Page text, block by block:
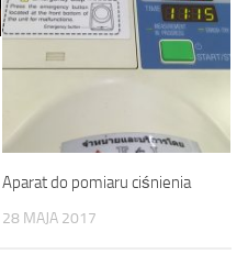
Aparat do pomiaru ciśnienia
28 MAJA 2017